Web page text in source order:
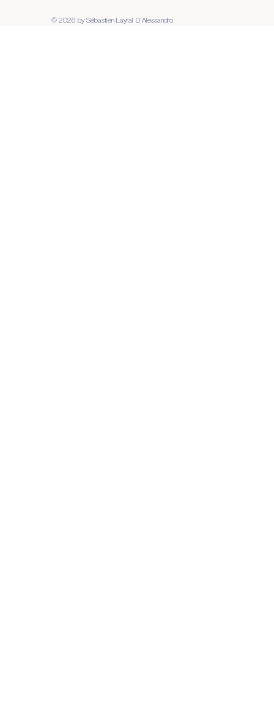
© 2026 by Sébastien Layral D'Alessandro